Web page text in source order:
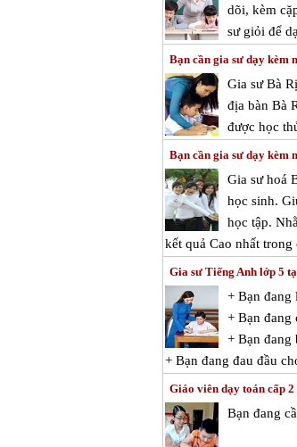
dõi, kèm
sư giỏi để
Bạn cần gia sư dạy kèm
Gia sư Bà
địa bàn Bà
được học
Bạn cần gia sư dạy kèm
Gia sư hoá
học sinh.
học tập.
kết quả Cao nhất
Gia sư Tiếng Anh lớp 5
+ Bạn đang
+ Bạn đang
+ Bạn đang
+ Bạn đang đau đầu
Giáo viên dạy toán cấp
Bạn đang